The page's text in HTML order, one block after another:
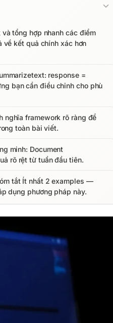
tổng hợp nhanh các điểm
kết quả chính xác hơn
response =
bạn cần điều chỉnh cho phù
nghĩa framework rõ ràng để
toàn bài viết.
minh: Document
rõ rệt từ tuần đầu tiên.
tắt Ít nhất 2 examples —
dụng phương pháp này.